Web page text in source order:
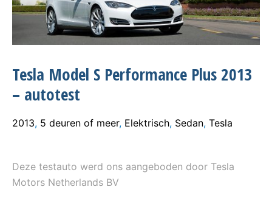
Tesla Model S Performance Plus 2013
– autotest
2013, 5 deuren of meer, Elektrisch, Sedan, Tesla
Deze testauto werd ons aangeboden door Tesla
Motors Netherlands BV